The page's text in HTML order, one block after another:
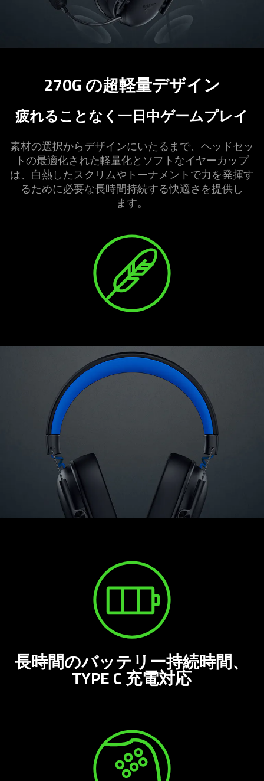
270G の超軽量デザイン
疲れることなく一日中ゲームプレイ
素材の選択からデザインにいたるまで、ヘッドセッ
トの最適化された軽量化とソフトなイヤーカップ
は、白熱したスクリムやトーナメントで力を発揮す
るために必要な長時間持続する快適さを提供し
ます。
長時間のバッテリー持続時間、
TYPE C 充電対応